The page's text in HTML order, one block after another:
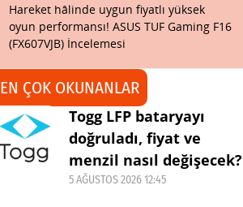
Hareket hâlinde uygun fiyatlı yüksek
oyun performansı! ASUS TUF Gaming F16
(FX607VJB) İncelemesi
EN ÇOK OKUNANLAR
Togg LFP bataryayı
doğruladı, fiyat ve
menzil nasıl değişecek?
5 AĞUSTOS 2026 12:45